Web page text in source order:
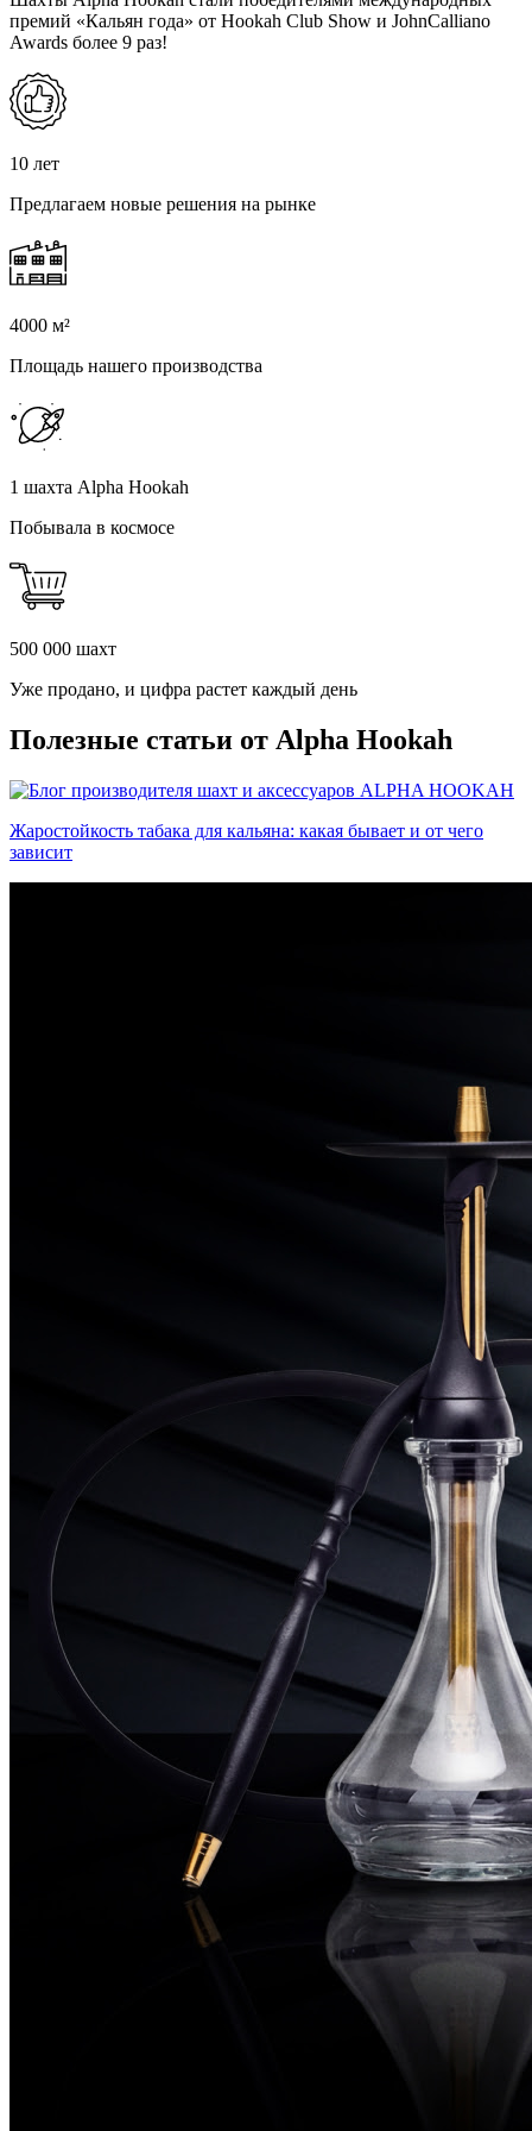
премий «Кальян года» от Hookah Club Show и JohnCalliano
Awards более 9 раз!
10 лет
Предлагаем новые решения на рынке
4000 м²
Площадь нашего производства
1 шахта Alpha Hookah
Побывала в космосе
500 000 шахт
Уже продано, и цифра растет каждый день
Полезные статьи от Alpha Hookah
Жаростойкость табака для кальяна: какая бывает и от чего
зависит